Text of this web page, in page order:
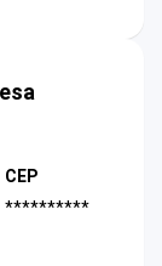
CEP
**********